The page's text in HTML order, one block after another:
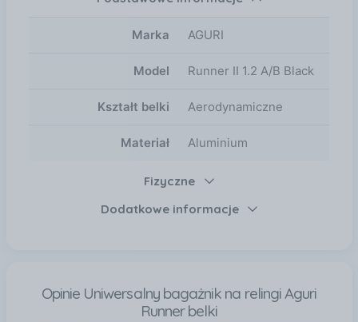
Marka AGURI
Model Runner II 1.2 A/B Black
Kształt belki Aerodynamiczne
Materiał Aluminium
Fizyczne
Dodatkowe informacje
Opinie Uniwersalny bagażnik na relingi Aguri
Runner belki